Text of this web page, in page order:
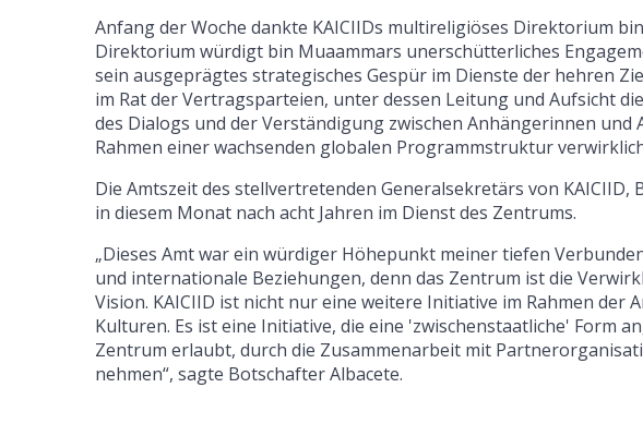
Anfang der Woche dankte KAICIIDs multireligiöses Direktorium
Direktorium würdigt bin Muaammars unerschütterliches
sein ausgeprägtes strategisches Gespür im Dienste der hehren
im Rat der Vertragsparteien, unter dessen Leitung und Aufsicht
des Dialogs und der Verständigung zwischen Anhängerinnen
Rahmen einer wachsenden globalen Programmstruktur
Die Amtszeit des stellvertretenden Generalsekretärs von
in diesem Monat nach acht Jahren im Dienst des Zentrums.
„Dieses Amt war ein würdiger Höhepunkt meiner tiefen
und internationale Beziehungen, denn das Zentrum ist die
Vision. KAICIID ist nicht nur eine weitere Initiative im Rahmen der
Kulturen. Es ist eine Initiative, die eine 'zwischenstaatliche' Form
Zentrum erlaubt, durch die Zusammenarbeit mit
nehmen“, sagte Botschafter Albacete.